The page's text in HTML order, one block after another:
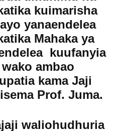
kuimarisha
yanaendelea
Mahaka ya
kuufanyia
ambao
kama Jaji
Prof. Juma.
waliohudhuria